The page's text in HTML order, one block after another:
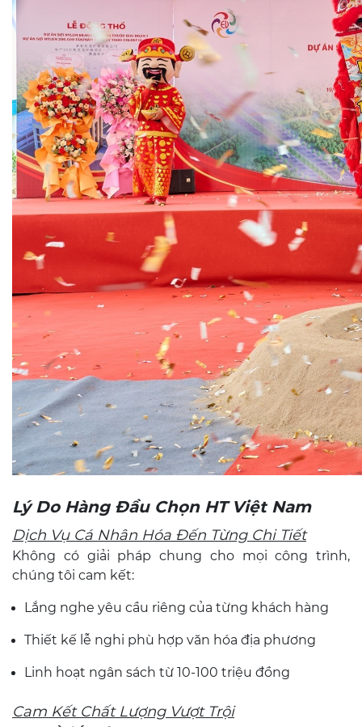
Lý Do Hàng Đầu Chọn HT Việt Nam
Dịch Vụ Cá Nhân Hóa Đến Từng Chi Tiết
Không có giải pháp chung cho mọi công trình,
chúng tôi cam kết:
Lắng nghe yêu cầu riêng của từng khách hàng
Thiết kế lễ nghi phù hợp văn hóa địa phương
Linh hoạt ngân sách từ 10-100 triệu đồng
Cam Kết Chất Lượng Vượt Trội